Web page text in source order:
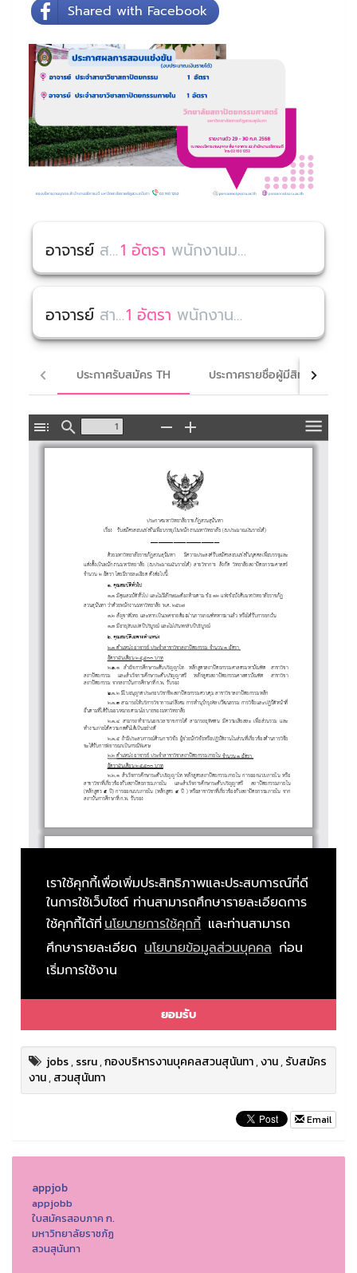
jobs,ssru,กองบริหารงานบุคคลสวนสุนันทา,งาน,รับสมัคร
งาน,สวนสุนันทา
Email
appjob
appjobb
ใบสมัครสอบภาค ก.
มหาวิทยาลัยราชภัฏ
สวนสุนันทา